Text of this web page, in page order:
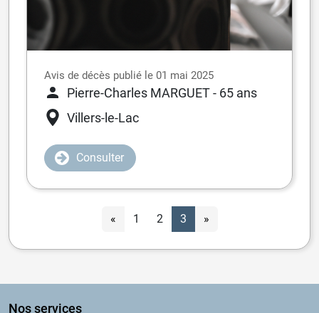
Avis de décès publié le 01 mai 2025
Pierre-Charles MARGUET- 65 ans
Villers-le-Lac
Consulter
« 1 2 3 »
Nos services